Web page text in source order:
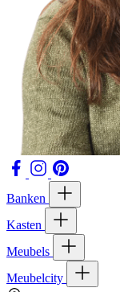
Banken
Kasten
Meubels
Meubelcity